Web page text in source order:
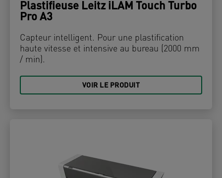
Plastifieuse Leitz iLAM Touch Turbo
Pro A3
Capteur intelligent. Pour une plastification
haute vitesse et intensive au bureau (2000 mm
/ min).
VOIR LE PRODUIT